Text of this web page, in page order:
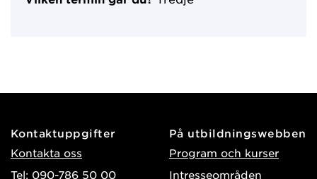
Kontaktuppgifter
Kontakta oss
Tel: 090-786 50 00
På utbildningswebben
Program och kurser
Intresseområden